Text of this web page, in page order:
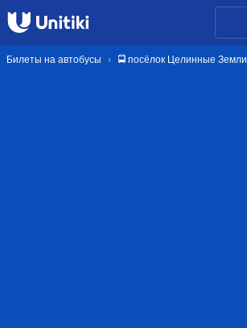
Билеты на автобусы 🚍 посёлок Целинные Земли